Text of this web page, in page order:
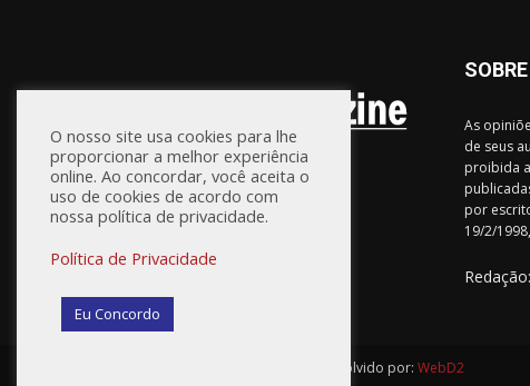
As
de seus
proibida
por
19/2/
Redação:
© Vilas Magazine / Site Desenvolvido por: WebD2
O nosso site usa cookies para lhe
proporcionar a melhor experiência
online. Ao concordar, você aceita o
uso de cookies de acordo com
nossa política de privacidade.
Política de Privacidade
Eu Concordo